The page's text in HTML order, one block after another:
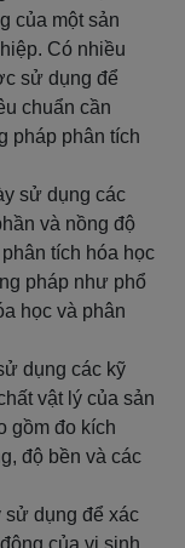
của một sản
Có nhiều
sử dụng để
chuẩn cần
pháp phân tích
sử dụng các
và nồng độ
tích hóa học
pháp như phổ
học và phân
dụng các kỹ
vật lý của sản
gồm đo kích
độ bền và các
sử dụng để xác
của vi sinh